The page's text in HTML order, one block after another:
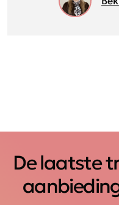
De laatste